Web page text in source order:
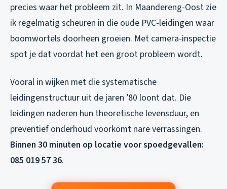
precies waar het probleem zit. In Maandereng-Oost zie
ik regelmatig scheuren in die oude PVC-leidingen waar
boomwortels doorheen groeien. Met camera-inspectie
spot je dat voordat het een groot probleem wordt.
Vooral in wijken met die systematische
leidingenstructuur uit de jaren ’80 loont dat. Die
leidingen naderen hun theoretische levensduur, en
preventief onderhoud voorkomt nare verrassingen.
Binnen 30 minuten op locatie voor spoedgevallen:
085 019 57 36.